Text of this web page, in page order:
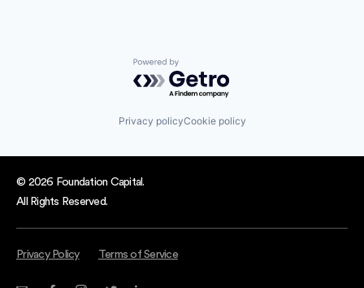
Powered by Getro.com
Privacy policyCookie policy
© 2026 Foundation Capital.
All Rights Reserved.
Privacy Policy Terms of Service